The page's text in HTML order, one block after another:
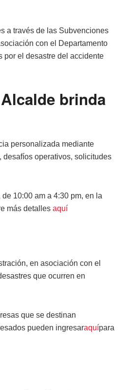
a través de las Subvenciones
con el Departamento
por el desastre del accidente
brinda
personalizada mediante
desafíos operativos, solicitudes
10:00 am a 4:30 pm, en la
más detalles aquí
en asociación con el
que ocurren en
que se destinan
pueden ingresaraquípara